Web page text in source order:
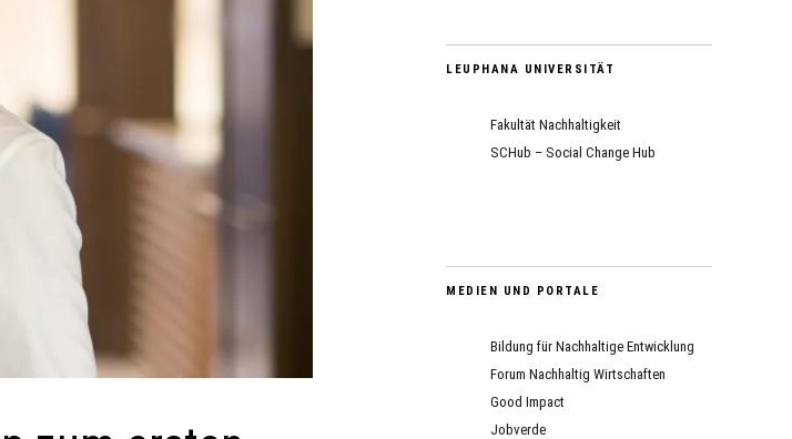
LEUPHANA UNIVERSITÄT
Fakultät Nachhaltigkeit
SCHub – Social Change Hub
MEDIEN UND PORTALE
Bildung für Nachhaltige Entwicklung
Forum Nachhaltig Wirtschaften
Good Impact
Jobverde